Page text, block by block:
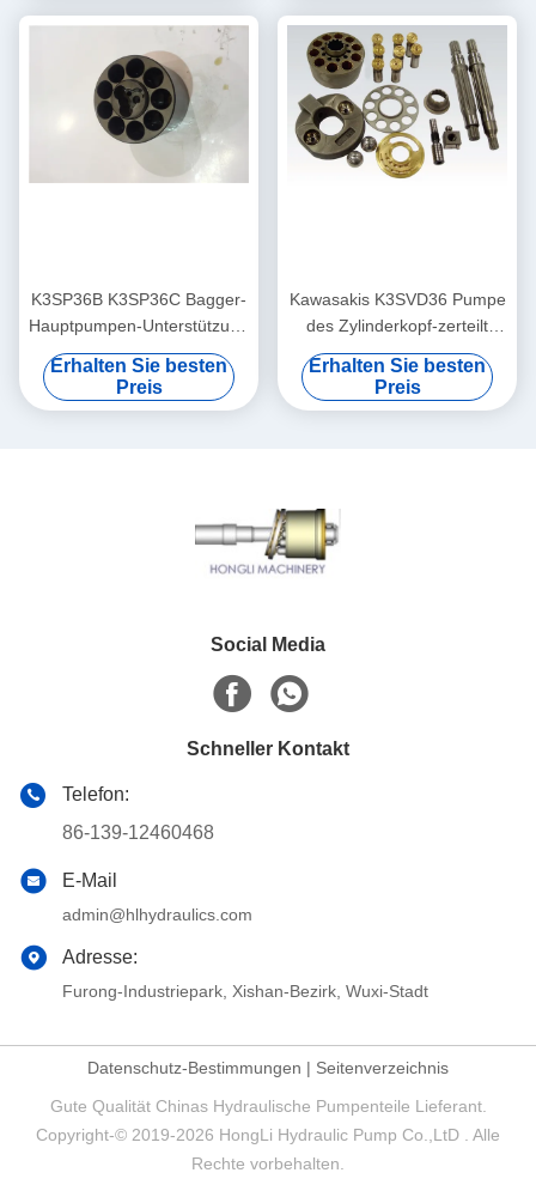
K3SP36B K3SP36C Bagger-
Hauptpumpen-Unterstützung
der Hydraulikpumpe-
Reparatur-Teil-8T
Erhalten Sie besten
Preis
Kawasakis K3SVD36 Pumpe
des Zylinderkopf-zerteilt
Hauptbagger-Block/8T K3V-
Reihe
Erhalten Sie besten
Preis
Social Media
Schneller Kontakt
Telefon:
86-139-12460468
E-Mail
admin@hlhydraulics.com
Adresse:
Furong-Industriepark, Xishan-Bezirk, Wuxi-Stadt
Datenschutz-Bestimmungen | Seitenverzeichnis
Gute Qualität Chinas Hydraulische Pumpenteile Lieferant.
Copyright-© 2019-2026 HongLi Hydraulic Pump Co.,LtD . Alle
Rechte vorbehalten.